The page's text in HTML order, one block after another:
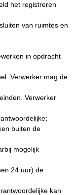
het registreren
van ruimtes en
in opdracht
Verwerker mag de
Verwerker
buiten de
mogelijk
24 uur) de
kan